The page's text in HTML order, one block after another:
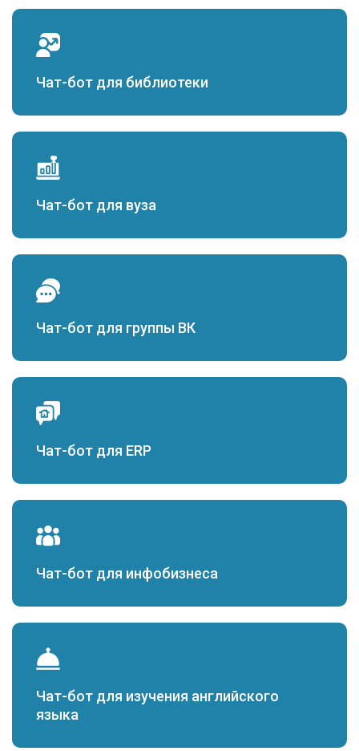
Чат-бот для библиотеки
Чат-бот для вуза
Чат-бот для группы ВК
Чат-бот для ERP
Чат-бот для инфобизнеса
Чат-бот для изучения английского
языка